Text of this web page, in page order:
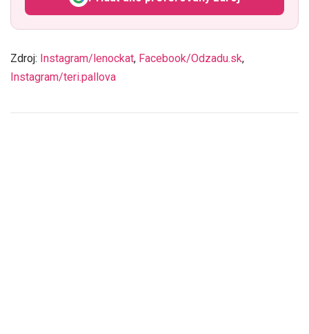
Odzadu, odkaz sa otvorí v
Zdroj: Instagram/lenockat, Facebook/Odzadu.sk,
Instagram/teri.pallova